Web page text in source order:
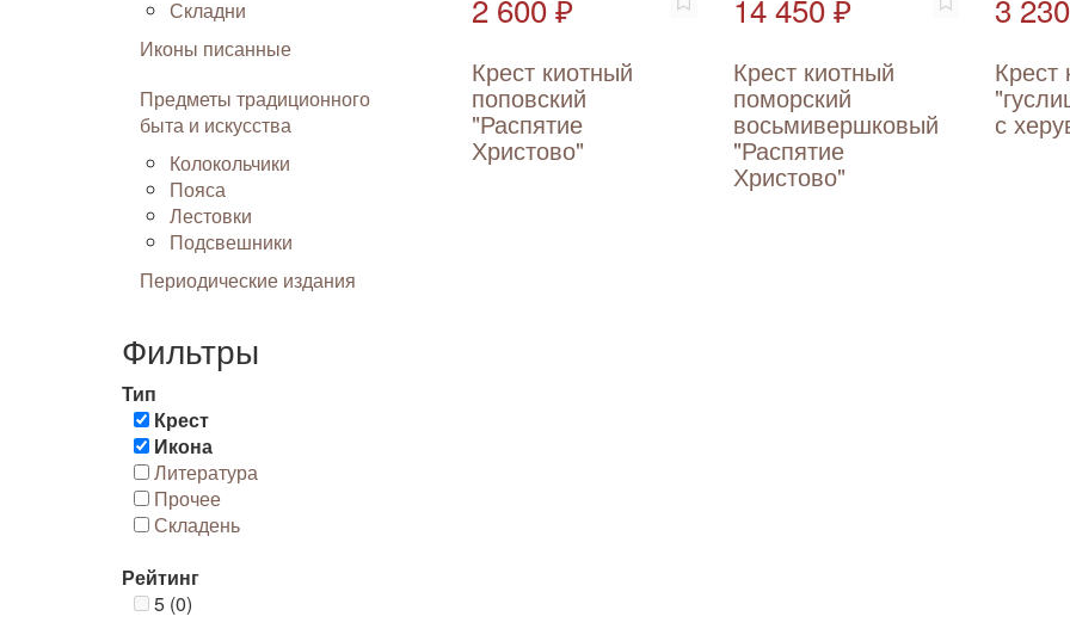
Складни
Иконы писанные
Предметы традиционного
быта и искусства
Колокольчики
Пояса
Лестовки
Подсвешники
Периодические издания
Фильтры
Тип
Крест
Икона
Литература
Прочее
Складень
Рейтинг
5 (0)
2 600 ₽
Крест киотный
поповский
"Распятие
Христово"
14 450 ₽
Крест киотный
поморский
восьмивершковый
"Распятие
Христово"
3
Крест
с